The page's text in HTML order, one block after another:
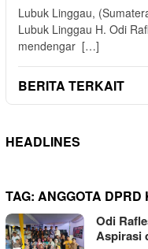
Lubuk Linggau,
Lubuk Linggau H. Odi
mendengar […]
BERITA TERKAIT
HEADLINES
TAG: ANGGOTA DPRD
Odi
Aspirasi